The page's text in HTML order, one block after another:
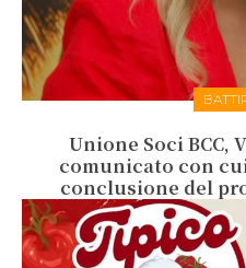
Unione Soci
comunicato con
conclusione del